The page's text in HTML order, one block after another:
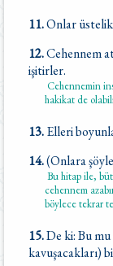
11.Onlar üstelik
12.Cehennem
işitirler.
Cehennemin
hakikat de
13.Elleri
14.(Onlara
Bu hitap ile,
cehennem
böylece tekrar
15.De ki: Bu
kavuşacakları)